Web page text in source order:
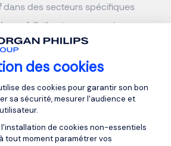
des cookies
Gestion du
des cookies pour garantir son bon
sa sécurité, mesurer l'audience et
de cookies non-essentiels
tout moment paramétrer vos
dans des secteurs spécifiques
prédictive(tests, entretiens
temps de recrutement et hausse
coûts cachés